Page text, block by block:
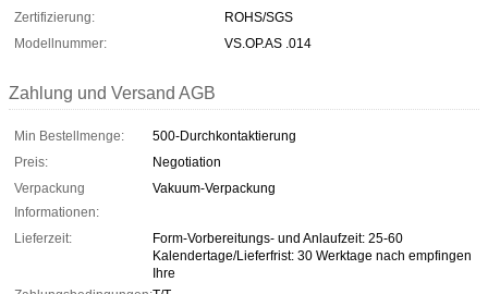
Zertifizierung:
ROHS/SGS
Modellnummer:
VS.OP.AS .014
Zahlung und Versand AGB
Min Bestellmenge:
500-Durchkontaktierung
Preis:
Negotiation
Verpackung
Informationen:
Vakuum-Verpackung
Lieferzeit:
Form-Vorbereitungs- und Anlaufzeit: 25-60
Kalendertage/Lieferfrist: 30 Werktage nach empfingen
Ihre